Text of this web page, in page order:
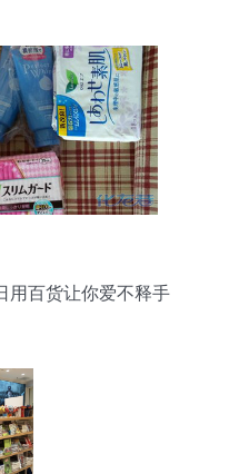
用百货让你爱不释手